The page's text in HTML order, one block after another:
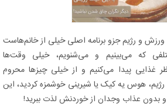
ورزش و رژیم جزو برنامه اصلی خیلی از خانم‌هاست
که می‌بینیم و می‌شنویم، خیلی وقت‌ها
غذایی پیدا می‌کنیم و از خیلی چیزها محروم
هوس یه کیک یا شیرینی خوشمزه کردید، این
بدون عذاب وجدان از خوردنش لذت ببرید!